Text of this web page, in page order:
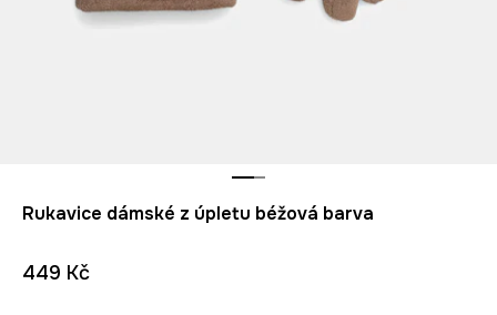
Rukavice dámské z úpletu béžová barva
449 Kč